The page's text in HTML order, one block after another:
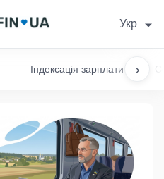
Укр
›
Індексація зарплати